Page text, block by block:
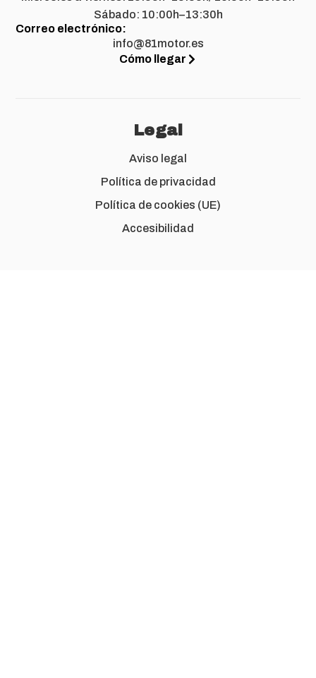
Sábado: 10:00h–13:30h
Correo electrónico:
info@81motor.es
Cómo llegar
Legal
Aviso legal
Política de privacidad
Política de cookies (UE)
Accesibilidad